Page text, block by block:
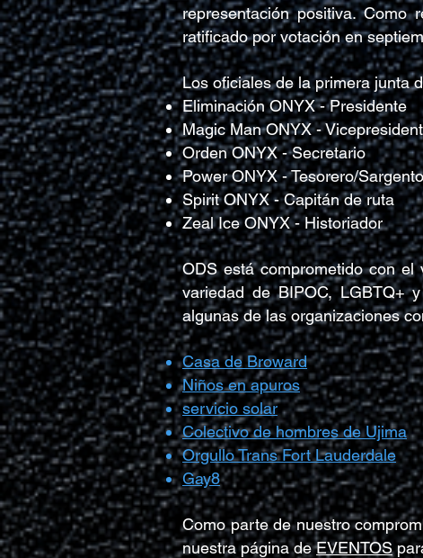
representación positiva. Como
ratificado por votación en
Los oficiales de la primera junta
Eliminación ONYX - Presidente
Magic Man ONYX -
Orden ONYX - Secretario
Power ONYX - Tesorero/
Spirit ONYX - Capitán de ruta
Zeal Ice ONYX - Historiador
ODS está comprometido con el
variedad de BIPOC, LGBTQ+
algunas de las organizaciones
Casa de Broward
Niños en apuros
servicio solar
Colectivo de hombres de Ujima
Orgullo Trans Fort Lauderdale
Gay8
Como parte de nuestro
nuestra página deEVENTOS